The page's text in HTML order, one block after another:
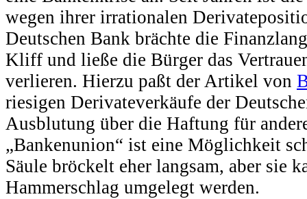
wegen ihrer irrationalen
Deutschen Bank brächte die
Kliff und ließe die Bürger das
verlieren. Hierzu paßt der Artikel von
riesigen Derivateverkäufe der
Ausblutung über die Haftung für
„Bankenunion“ ist eine Möglichkeit
Säule bröckelt eher langsam, aber sie
Hammerschlag umgelegt werden.